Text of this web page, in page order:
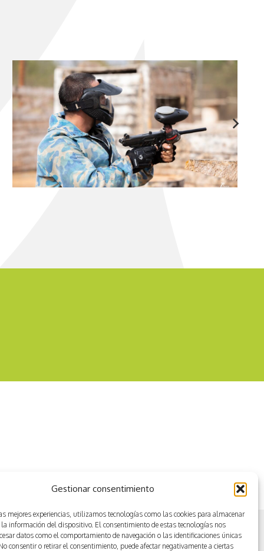
Gestionar consentimiento
mejores experiencias, utilizamos tecnologías como las cookies para almacenar
la información del dispositivo. El consentimiento de estas tecnologías nos
datos como el comportamiento de navegación o las identificaciones únicas
consentir o retirar el consentimiento, puede afectar negativamente a ciertas
Conducción con vehiculos a